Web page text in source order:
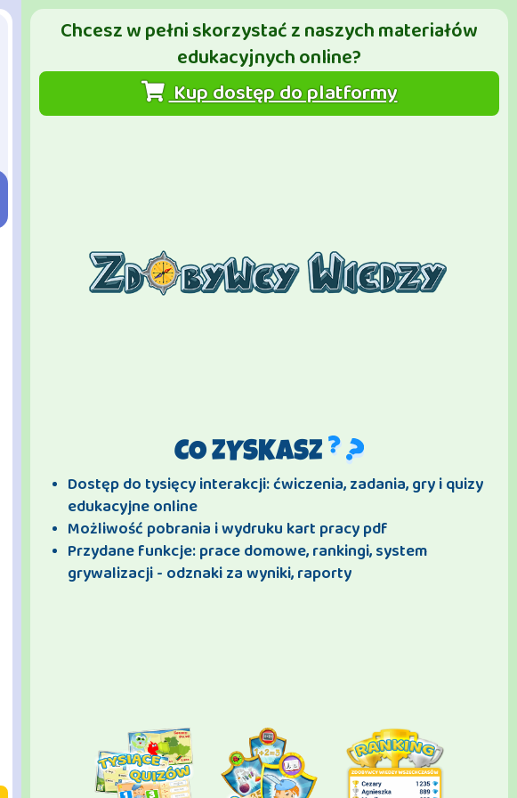
Chcesz w pełni skorzystać z naszych materiałów
edukacyjnych online?
Kup dostęp do platformy
CO ZYSKASZ
Dostęp do tysięcy interakcji: ćwiczenia, zadania, gry i quizy
edukacyjne online
Możliwość pobrania i wydruku kart pracy pdf
Przydane funkcje: prace domowe, rankingi, system
grywalizacji - odznaki za wyniki, raporty